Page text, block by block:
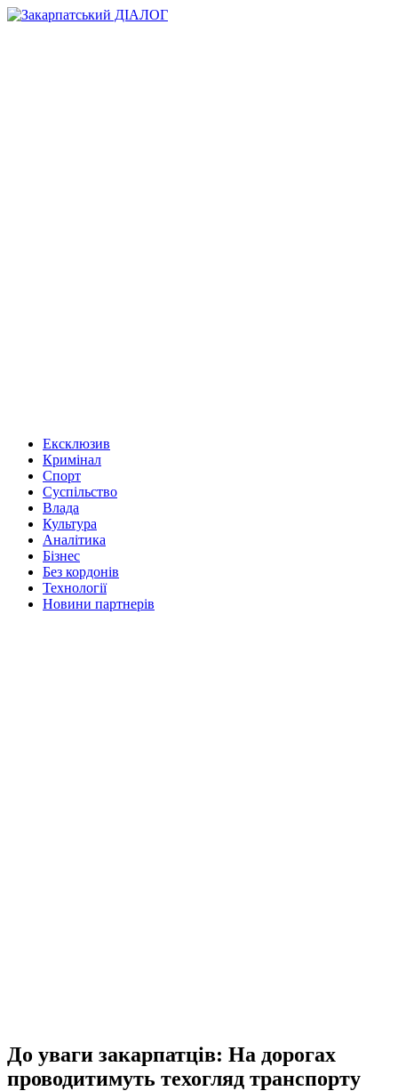
Ексклюзив
Кримінал
Спорт
Суспільство
Влада
Культура
Аналітика
Бізнес
Без кордонів
Технології
Новини партнерів
До уваги закарпатців: На дорогах
проводитимуть техогляд транспорту